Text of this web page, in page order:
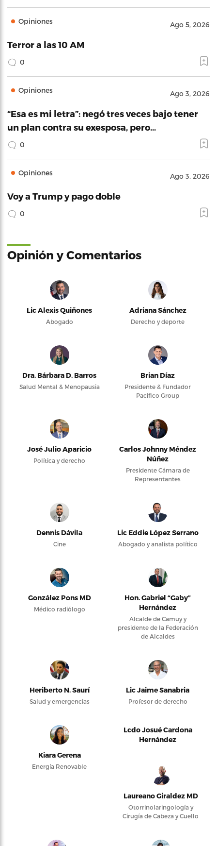
Opiniones Ago 5, 2026
Terror a las 10 AM
0
Opiniones Ago 3, 2026
“Esa es mi letra”: negó tres veces bajo tener
un plan contra su exesposa, pero…
0
Opiniones Ago 3, 2026
Voy a Trump y pago doble
0
Opinión y Comentarios
Lic Alexis Quiñones
Abogado
Adriana Sánchez
Derecho y deporte
Dra. Bárbara D. Barros
Salud Mental & Menopausia
Brian Díaz
Presidente & Fundador
Pacifico Group
José Julio Aparicio
Política y derecho
Carlos Johnny Méndez
Núñez
Presidente Cámara de
Representantes
Dennis Dávila
Cine
Lic Eddie López Serrano
Abogado y analista político
González Pons MD
Médico radiólogo
Hon. Gabriel “Gaby”
Hernández
Alcalde de Camuy y
presidente de la Federación
de Alcaldes
Heriberto N. Saurí
Salud y emergencias
Lic Jaime Sanabria
Profesor de derecho
Kiara Gerena
Energía Renovable
Lcdo Josué Cardona
Hernández
Laureano Giraldez MD
Otorrinolaringología y
Cirugía de Cabeza y Cuello